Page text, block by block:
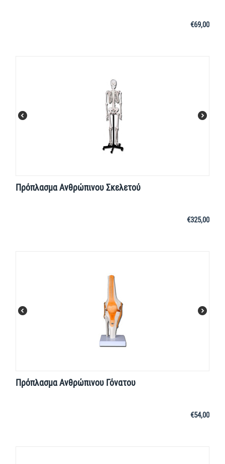
€69,00
Πρόπλασμα Ανθρώπινου Σκελετού
€325,00
Πρόπλασμα Ανθρώπινου Γόνατου
€54,00